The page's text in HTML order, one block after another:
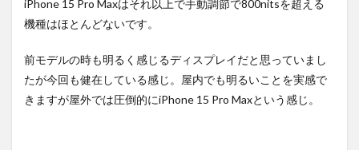
iPhone 15 Pro Maxはそれ以上で手動調節で800nitsを超える
機種はほとんどないです。
前モデルの時も明るく感じるディスプレイだと思っていまし
たが今回も健在している感じ。屋内でも明るいことを実感で
きますが屋外では圧倒的にiPhone 15 Pro Maxという感じ。